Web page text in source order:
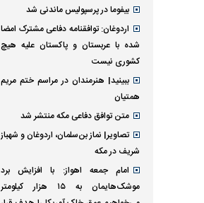
بیفوما در پرسپولیس ماندنی شد
اردوغان: توافقنامه دفاعی مشترک امضا
شده با عربستان و پاکستان علیه هیچ
کشوری نیست
ببینید| هنرمندان در مراسم ختم مریم
همتیان
متن توافق دفاعی مکه منتشر شد
تصاویر| نماز بن‌سلمان، اردوغان و شهباز
شریف در مکه
امام‌ جمعه اهواز: با افزایش برد
موشک‌هایمان به ۱۵ هزار کیلومتر